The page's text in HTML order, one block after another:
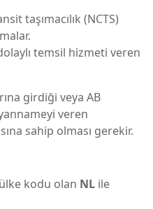
taşımacılık (NCTS)
temsil hizmeti veren
girdiği veya AB
veren
sahip olması gerekir.
kodu olan NL ile